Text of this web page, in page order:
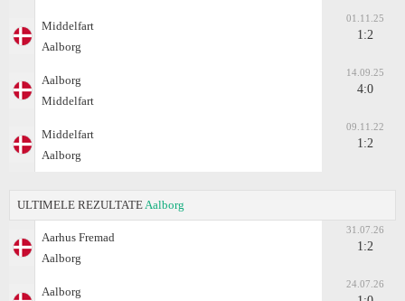
Middelfart
Aalborg
01.11.25
1:2
Aalborg
Middelfart
14.09.25
4:0
Middelfart
Aalborg
09.11.22
1:2
ULTIMELE REZULTATE Aalborg
Aarhus Fremad
Aalborg
31.07.26
1:2
Aalborg
24.07.26